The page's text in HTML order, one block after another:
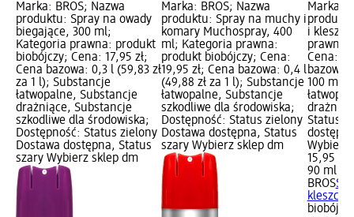
Marka: BROS; Nazwa
produktu: Spray na owady
biegające, 300 ml;
Kategoria prawna: produkt
biobójczy; Cena: 17,95 zł;
Cena bazowa: 0,3 l (59,83 zł
za 1 l); Substancje
łatwopalne, Substancje
drażniące, Substancje
szkodliwe dla środowiska;
Dostępność: Status zielony
Dostawa dostępna, Status
szary Wybierz sklep dm
Marka: BROS; Nazwa
produktu: Spray na muchy i
komary Muchospray, 400
ml; Kategoria prawna:
produkt biobójczy; Cena:
19,95 zł; Cena bazowa: 0,4 l
(49,88 zł za 1 l); Substancje
łatwopalne, Substancje
szkodliwe dla środowiska;
Dostępność: Status zielony
Dostawa dostępna, Status
szary Wybierz sklep dm
Marka:
i
prawna:
Cena:
bazowa:
100 ml);
Status
Wybierz
15,95 zł
90 ml
BROS